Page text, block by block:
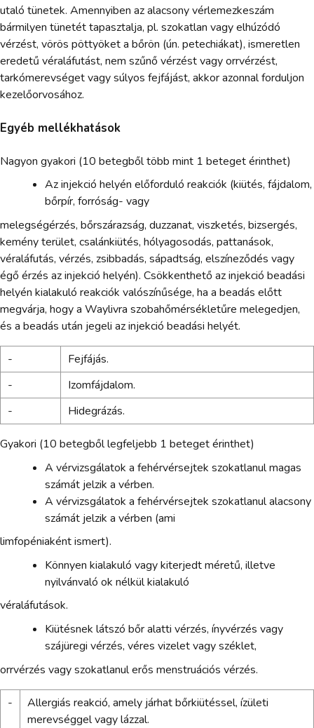
utaló tünetek. Amennyiben az alacsony vérlemezkeszám
bármilyen tünetét tapasztalja, pl. szokatlan vagy elhúzódó
vérzést, vörös pöttyöket a bőrön (ún. petechiákat), ismeretlen
eredetű véraláfutást, nem szűnő vérzést vagy orrvérzést,
tarkómerevséget vagy súlyos fejfájást, akkor azonnal forduljon
kezelőorvosához.
Egyéb mellékhatások
Nagyon gyakori (10 betegből több mint 1 beteget érinthet)
Az injekció helyén előforduló reakciók (kiütés, fájdalom,
bőrpír, forróság- vagy
melegségérzés, bőrszárazság, duzzanat, viszketés, bizsergés,
kemény terület, csalánkiütés, hólyagosodás, pattanások,
véraláfutás, vérzés, zsibbadás, sápadtság, elszíneződés vagy
égő érzés az injekció helyén). Csökkenthető az injekció beadási
helyén kialakuló reakciók valószínűsége, ha a beadás előtt
megvárja, hogy a Waylivra szobahőmérsékletűre melegedjen,
és a beadás után jegeli az injekció beadási helyét.
-
Fejfájás.
-
Izomfájdalom.
-
Hidegrázás.
Gyakori (10 betegből legfeljebb 1 beteget érinthet)
A vérvizsgálatok a fehérvérsejtek szokatlanul magas
számát jelzik a vérben.
A vérvizsgálatok a fehérvérsejtek szokatlanul alacsony
számát jelzik a vérben (ami
limfopéniaként ismert).
Könnyen kialakuló vagy kiterjedt méretű, illetve
nyilvánvaló ok nélkül kialakuló
véraláfutások.
Kiütésnek látszó bőr alatti vérzés, ínyvérzés vagy
szájüregi vérzés, véres vizelet vagy széklet,
orrvérzés vagy szokatlanul erős menstruációs vérzés.
-
Allergiás reakció, amely járhat bőrkiütéssel, ízületi
merevséggel vagy lázzal.